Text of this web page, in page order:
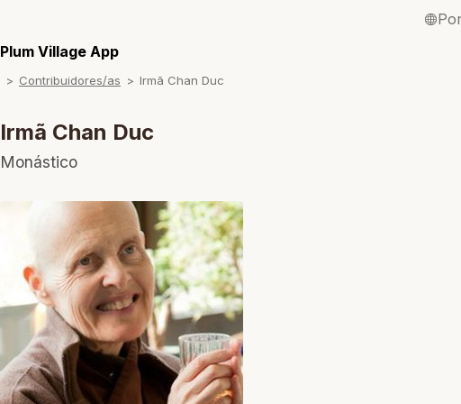
Plum Village App
Contribuidores/as Irmã Chan Duc
Irmã Chan Duc
Monástico